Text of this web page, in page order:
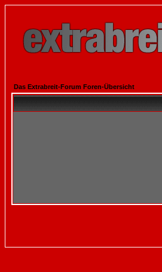
Das Extrabreit-Forum Foren-Übersicht